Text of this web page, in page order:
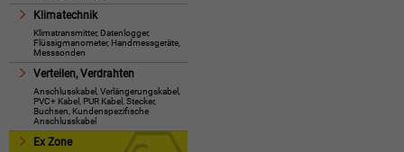
Klimatechnik
Klimatransmitter, Datenlogger,
Flüssigmanometer, Handmessgeräte,
Messsonden
Verteilen, Verdrahten
Anschlusskabel, Verlängerungskabel,
PVC+ Kabel, PUR Kabel, Stecker,
Buchsen, Kundenspezifische
Anschlusskabel
Ex Zone